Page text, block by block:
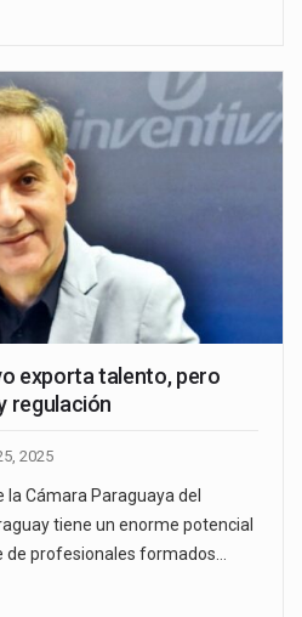
exporta talento, pero
regulación
2025
la Cámara Paraguaya del
tiene un enorme potencial
profesionales formados…